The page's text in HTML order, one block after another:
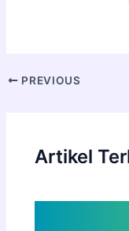
PREVIOUS
Artikel